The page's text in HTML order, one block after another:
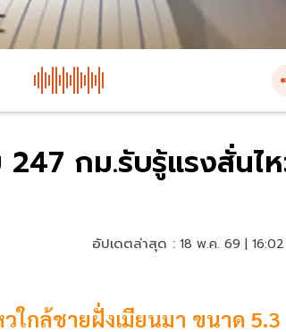
กม.รับรู้แรงสั่นไ
อัปเดตล่าสุด : 18 พ.ค. 69 |
ใกล้ชายฝั่งเมียนมา ขนาด 5.3